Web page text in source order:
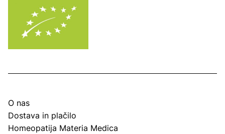
O nas
Dostava in plačilo
Homeopatija Materia Medica